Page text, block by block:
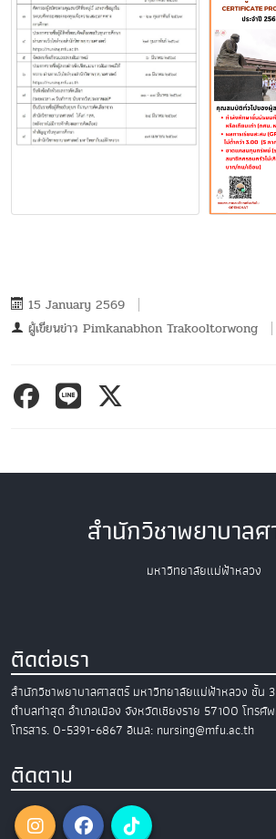
15 January 2569
ผู้เขียนข่าว Pimkanabhon Trakooltorwong
สำนักวิชาพยาบาล
มหาวิทยาลัยแม่ฟ้าหลวง
ติดต่อเรา
สำนักวิชาพยาบาลศาสตร์ มหาวิทยาลัยแม่ฟ้าหลวง ชั้น
ตำบลท่าสุด อำเภอเมือง จังหวัดเชียงราย 57100 โทรศั
โทรสาร. 0-5391-6867 อีเมล: nursing@mfu.ac.th
ติดตาม